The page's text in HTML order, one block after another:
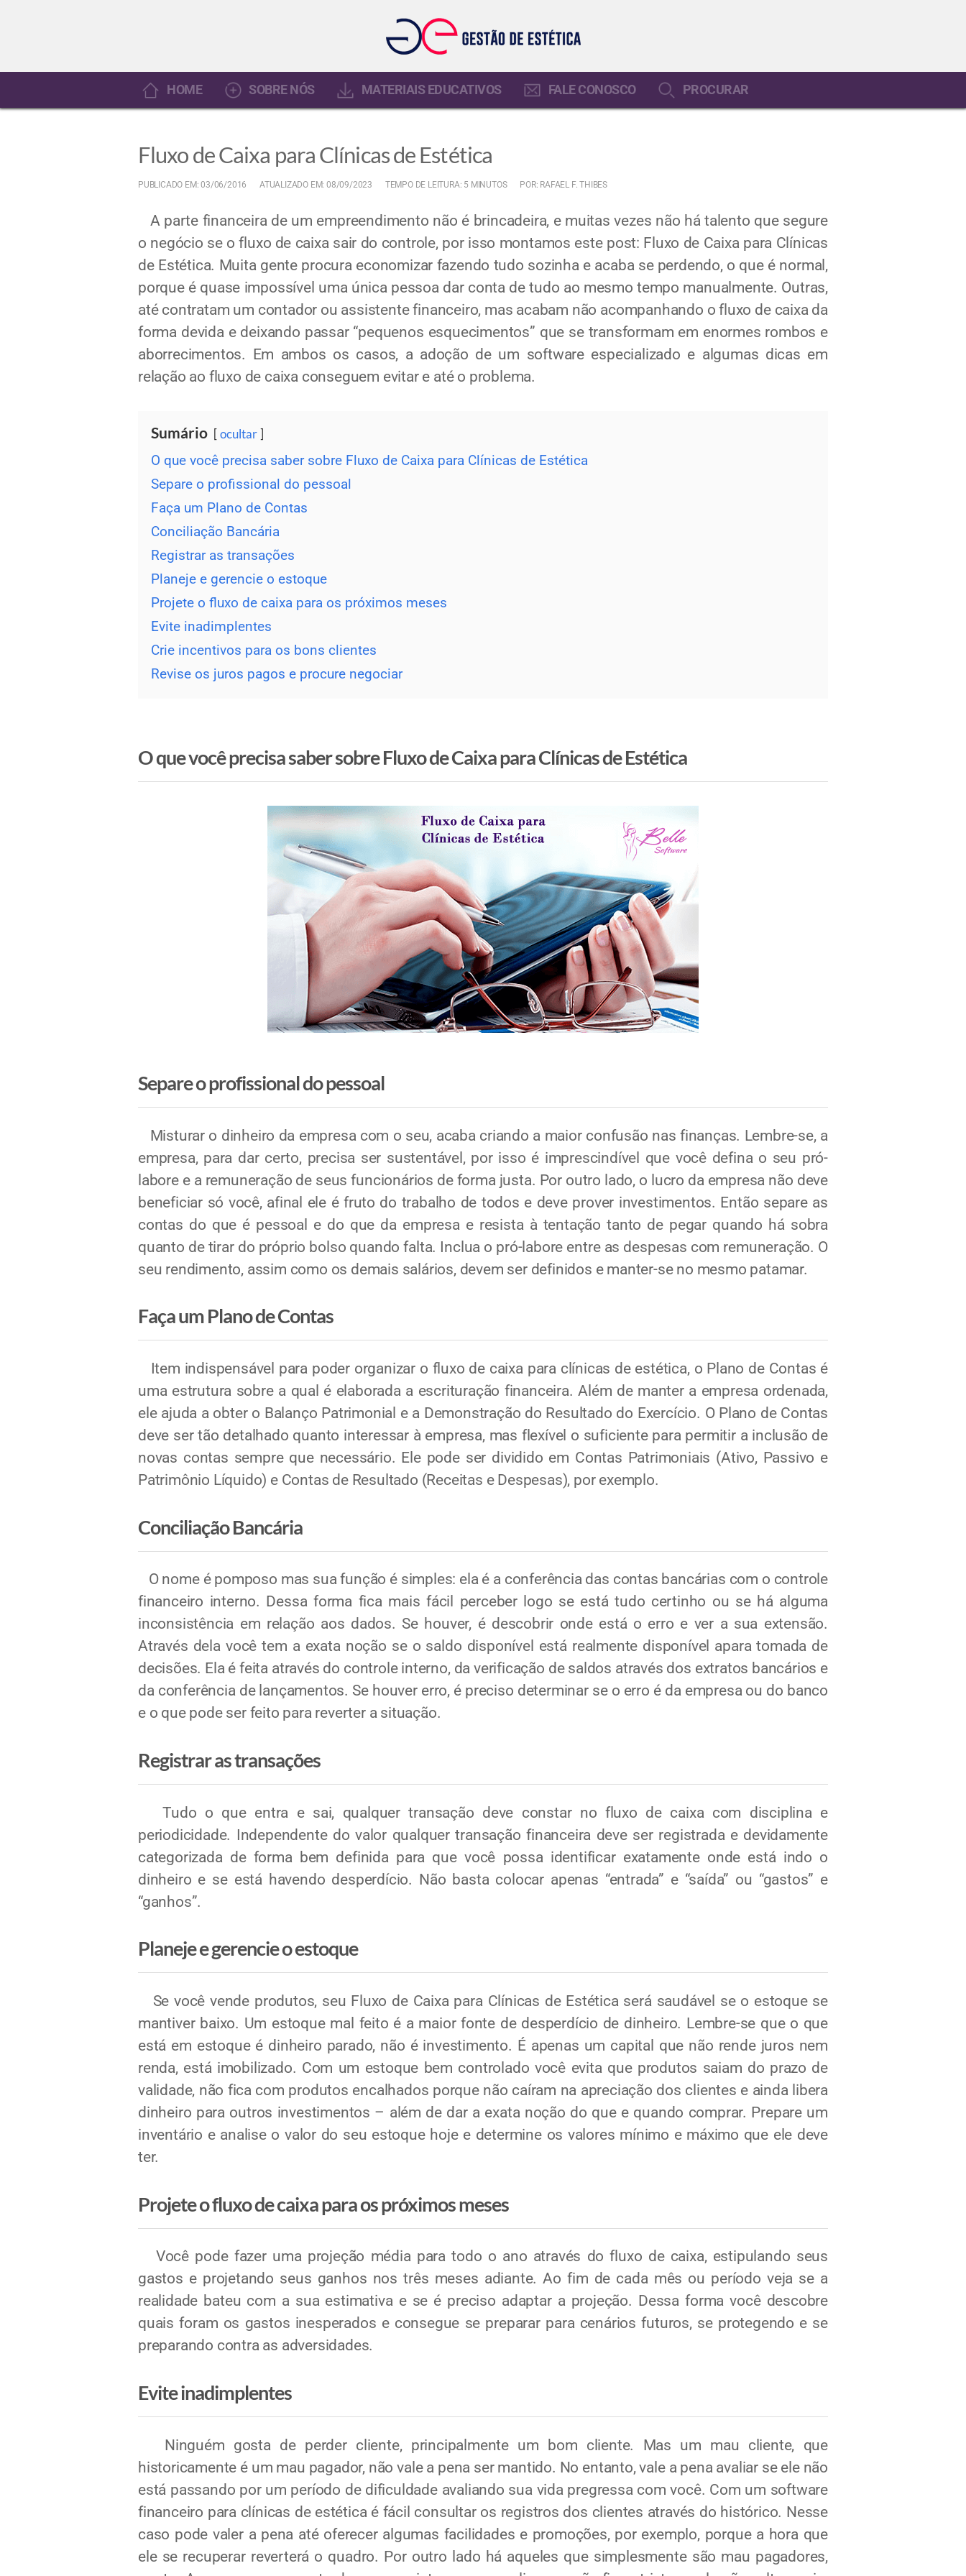
HOME SOBRE NÓS MATERIAIS EDUCATIVOS FALE CONOSCO PROCURAR
Fluxo de Caixa para Clínicas de Estética
PUBLICADO EM: 03/06/2016 ATUALIZADO EM: 08/09/2023 TEMPO DE LEITURA: 5 MINUTOS POR: RAFAEL F. THIBES
A parte financeira de um empreendimento não é brincadeira, e muitas vezes não há talento que segure
o negócio se o fluxo de caixa sair do controle, por isso montamos este post: Fluxo de Caixa para Clínicas
de Estética. Muita gente procura economizar fazendo tudo sozinha e acaba se perdendo, o que é normal,
porque é quase impossível uma única pessoa dar conta de tudo ao mesmo tempo manualmente. Outras,
até contratam um contador ou assistente financeiro, mas acabam não acompanhando o fluxo de caixa da
forma devida e deixando passar “pequenos esquecimentos” que se transformam em enormes rombos e
aborrecimentos. Em ambos os casos, a adoção de um software especializado e algumas dicas em
relação ao fluxo de caixa conseguem evitar e até o problema.
Sumário ocultar
O que você precisa saber sobre Fluxo de Caixa para Clínicas de Estética
Separe o profissional do pessoal
Faça um Plano de Contas
Conciliação Bancária
Registrar as transações
Planeje e gerencie o estoque
Projete o fluxo de caixa para os próximos meses
Evite inadimplentes
Crie incentivos para os bons clientes
Revise os juros pagos e procure negociar
O que você precisa saber sobre Fluxo de Caixa para Clínicas de Estética
Separe o profissional do pessoal
Misturar o dinheiro da empresa com o seu, acaba criando a maior confusão nas finanças. Lembre-se, a
empresa, para dar certo, precisa ser sustentável, por isso é imprescindível que você defina o seu pró-
labore e a remuneração de seus funcionários de forma justa. Por outro lado, o lucro da empresa não deve
beneficiar só você, afinal ele é fruto do trabalho de todos e deve prover investimentos. Então separe as
contas do que é pessoal e do que da empresa e resista à tentação tanto de pegar quando há sobra
quanto de tirar do próprio bolso quando falta. Inclua o pró-labore entre as despesas com remuneração. O
seu rendimento, assim como os demais salários, devem ser definidos e manter-se no mesmo patamar.
Faça um Plano de Contas
Item indispensável para poder organizar o fluxo de caixa para clínicas de estética, o Plano de Contas é
uma estrutura sobre a qual é elaborada a escrituração financeira. Além de manter a empresa ordenada,
ele ajuda a obter o Balanço Patrimonial e a Demonstração do Resultado do Exercício. O Plano de Contas
deve ser tão detalhado quanto interessar à empresa, mas flexível o suficiente para permitir a inclusão de
novas contas sempre que necessário. Ele pode ser dividido em Contas Patrimoniais (Ativo, Passivo e
Patrimônio Líquido) e Contas de Resultado (Receitas e Despesas), por exemplo.
Conciliação Bancária
O nome é pomposo mas sua função é simples: ela é a conferência das contas bancárias com o controle
financeiro interno. Dessa forma fica mais fácil perceber logo se está tudo certinho ou se há alguma
inconsistência em relação aos dados. Se houver, é descobrir onde está o erro e ver a sua extensão.
Através dela você tem a exata noção se o saldo disponível está realmente disponível apara tomada de
decisões. Ela é feita através do controle interno, da verificação de saldos através dos extratos bancários e
da conferência de lançamentos. Se houver erro, é preciso determinar se o erro é da empresa ou do banco
e o que pode ser feito para reverter a situação.
Registrar as transações
Tudo o que entra e sai, qualquer transação deve constar no fluxo de caixa com disciplina e
periodicidade. Independente do valor qualquer transação financeira deve ser registrada e devidamente
categorizada de forma bem definida para que você possa identificar exatamente onde está indo o
dinheiro e se está havendo desperdício. Não basta colocar apenas “entrada” e “saída” ou “gastos” e
“ganhos”.
Planeje e gerencie o estoque
Se você vende produtos, seu Fluxo de Caixa para Clínicas de Estética será saudável se o estoque se
mantiver baixo. Um estoque mal feito é a maior fonte de desperdício de dinheiro. Lembre-se que o que
está em estoque é dinheiro parado, não é investimento. É apenas um capital que não rende juros nem
renda, está imobilizado. Com um estoque bem controlado você evita que produtos saiam do prazo de
validade, não fica com produtos encalhados porque não caíram na apreciação dos clientes e ainda libera
dinheiro para outros investimentos – além de dar a exata noção do que e quando comprar. Prepare um
inventário e analise o valor do seu estoque hoje e determine os valores mínimo e máximo que ele deve
ter.
Projete o fluxo de caixa para os próximos meses
Você pode fazer uma projeção média para todo o ano através do fluxo de caixa, estipulando seus
gastos e projetando seus ganhos nos três meses adiante. Ao fim de cada mês ou período veja se a
realidade bateu com a sua estimativa e se é preciso adaptar a projeção. Dessa forma você descobre
quais foram os gastos inesperados e consegue se preparar para cenários futuros, se protegendo e se
preparando contra as adversidades.
Evite inadimplentes
Ninguém gosta de perder cliente, principalmente um bom cliente. Mas um mau cliente, que
historicamente é um mau pagador, não vale a pena ser mantido. No entanto, vale a pena avaliar se ele não
está passando por um período de dificuldade avaliando sua vida pregressa com você. Com um software
financeiro para clínicas de estética é fácil consultar os registros dos clientes através do histórico. Nesse
caso pode valer a pena até oferecer algumas facilidades e promoções, por exemplo, porque a hora que
ele se recuperar reverterá o quadro. Por outro lado há aqueles que simplesmente são mau pagadores,